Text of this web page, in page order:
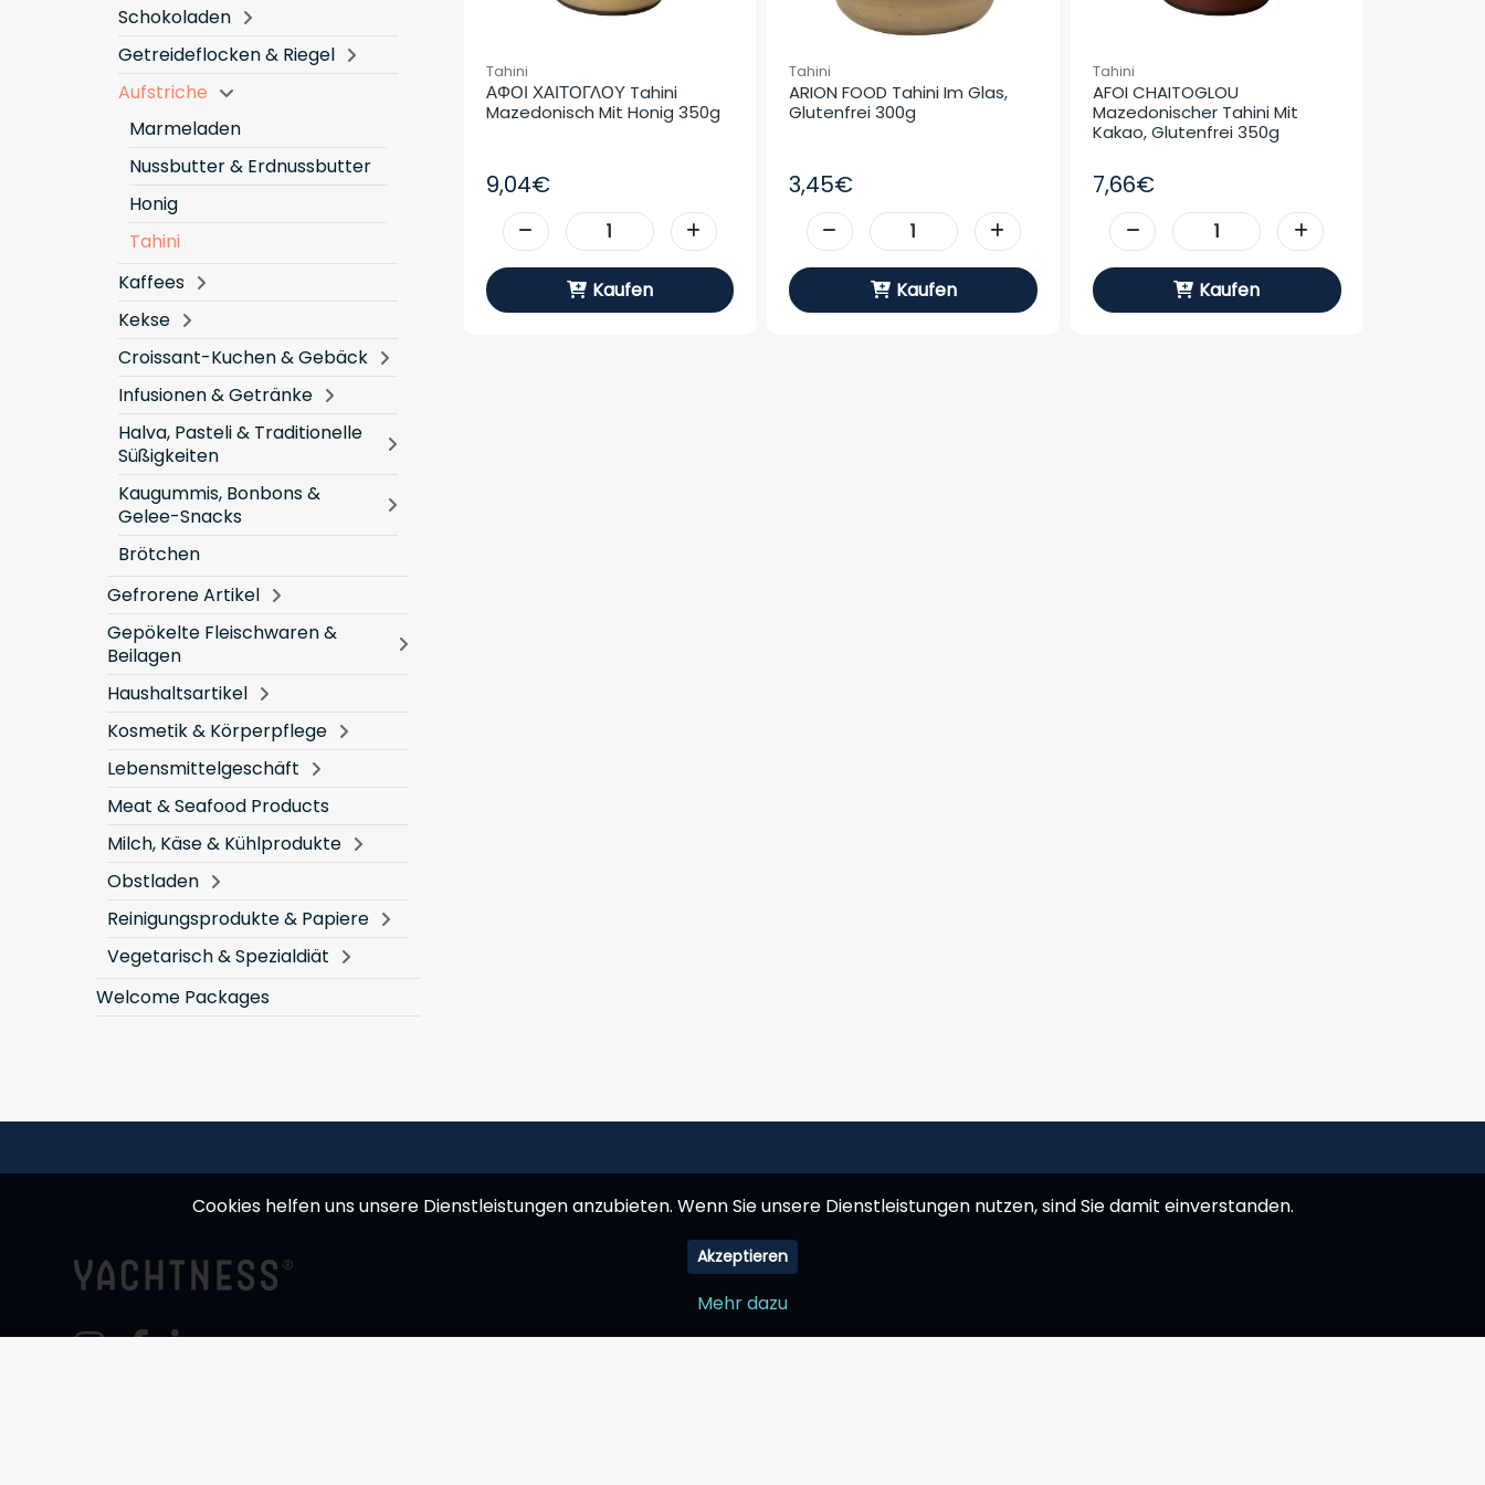
Schokoladen
Getreideflocken & Riegel
Aufstriche
Marmeladen
Nussbutter & Erdnussbutter
Honig
Tahini
Kaffees
Kekse
Croissant-Kuchen & Gebäck
Infusionen & Getränke
Halva, Pasteli & Traditionelle
Süßigkeiten
Kaugummis, Bonbons &
Gelee-Snacks
Brötchen
Gefrorene Artikel
Gepökelte Fleischwaren &
Beilagen
Haushaltsartikel
Kosmetik & Körperpflege
Lebensmittelgeschäft
Meat & Seafood Products
Milch, Käse & Kühlprodukte
Obstladen
Reinigungsprodukte & Papiere
Vegetarisch & Spezialdiät
Welcome Packages
Tahini
ΑΦΟΙ ΧΑΙΤΟΓΛΟΥ Tahini
Mazedonisch Mit Honig 350g
9,04€
Kaufen
Tahini
ARION FOOD Tahini Im Glas,
Glutenfrei 300g
3,45€
Kaufen
Tahini
AFOI CHAITOGLOU
Mazedonischer Tahini Mit
Kakao, Glutenfrei 350g
7,66€
Kaufen
Information Mein Konto Hilfe & Service
Cookies helfen uns unsere Dienstleistungen anzubieten. Wenn Sie unsere Dienstleistungen nutzen, sind Sie damit einverstanden.
Akzeptieren
Mehr dazu